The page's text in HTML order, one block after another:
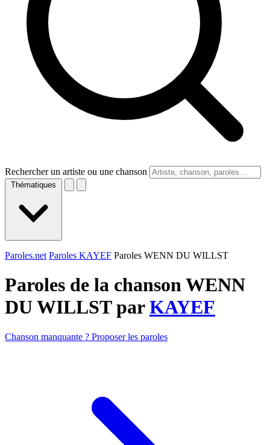
Rechercher un artiste ou une chanson
Thématiques
Paroles.net Paroles KAYEF Paroles WENN DU WILLST
Paroles de la chanson WENN
DU WILLST parKAYEF
Chanson manquante ? Proposer les paroles